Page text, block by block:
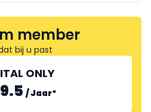
member
bij u past
ONLY
/Jaar*